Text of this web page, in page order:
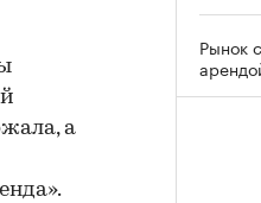
а
Рынок